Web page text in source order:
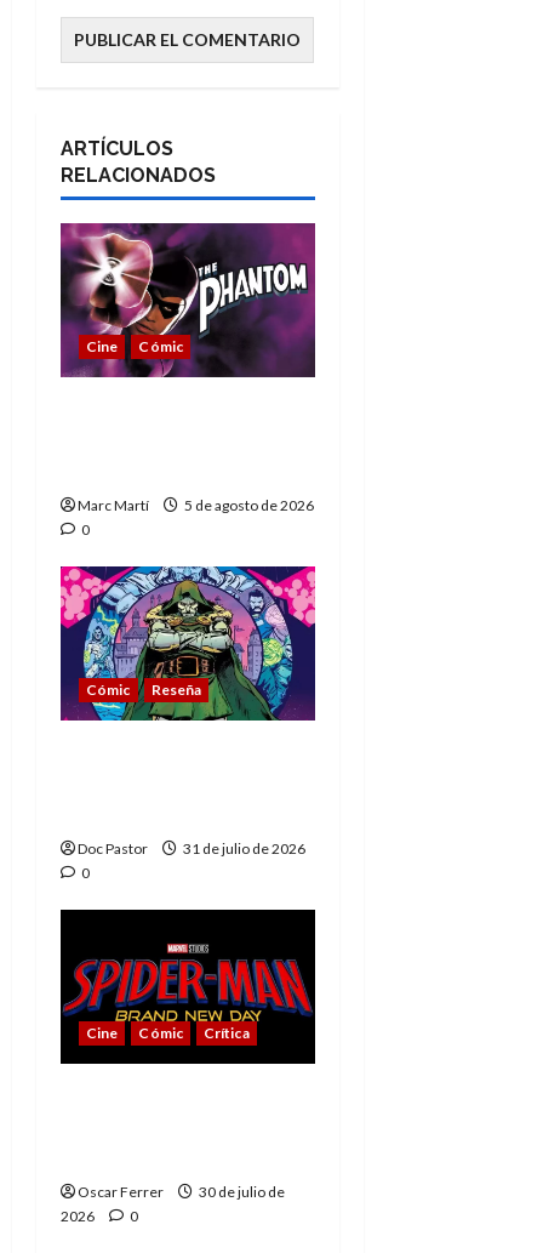
ARTÍCULOS
RELACIONADOS
Cine Cómic
Marc Martí
5 de agosto de 2026
0
Cómic Reseña
Doc Pastor
31 de julio de 2026
0
Cine Cómic Crítica
Oscar Ferrer
30 de julio de
2026
0